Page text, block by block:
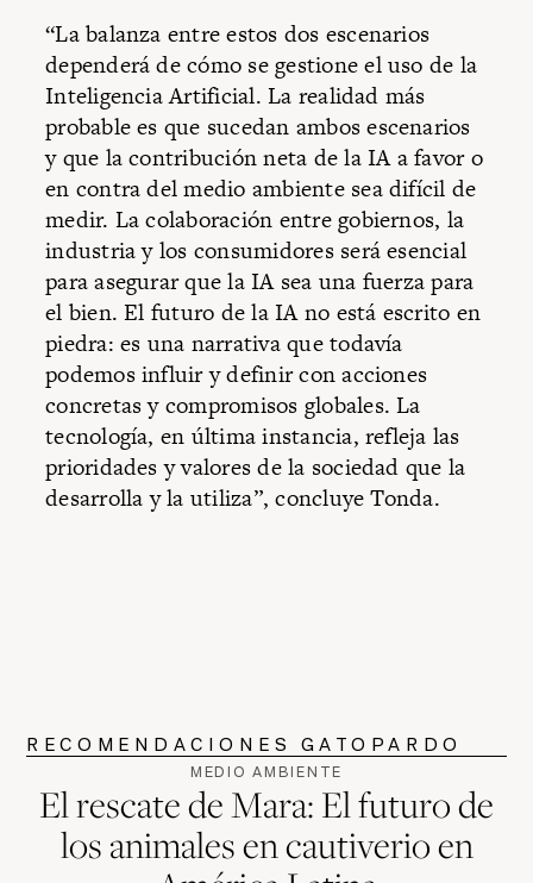
“La balanza entre estos dos escenarios
dependerá de cómo se gestione el uso de la
Inteligencia Artificial. La realidad más
probable es que sucedan ambos escenarios
y que la contribución neta de la IA a favor o
en contra del medio ambiente sea difícil de
medir. La colaboración entre gobiernos, la
industria y los consumidores será esencial
para asegurar que la IA sea una fuerza para
el bien. El futuro de la IA no está escrito en
piedra: es una narrativa que todavía
podemos influir y definir con acciones
concretas y compromisos globales. La
tecnología, en última instancia, refleja las
prioridades y valores de la sociedad que la
desarrolla y la utiliza”, concluye Tonda.
RECOMENDACIONES GATOPARDO
MEDIO AMBIENTE
El rescate de Mara: El futuro de
los animales en cautiverio en